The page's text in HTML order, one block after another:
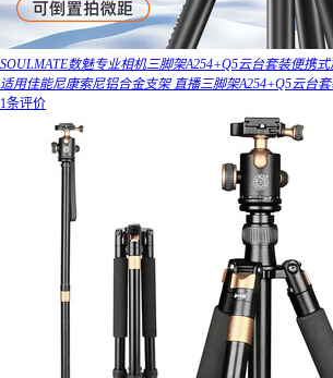
SOULMATE数魅专业相机三脚架A254+Q5云台套装便携
适用佳能尼康索尼铝合金支架 直播三脚架A254+Q5云台
1条评价